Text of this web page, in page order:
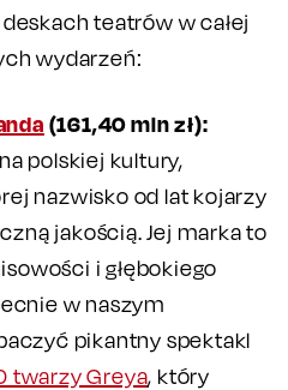
teatrów w całej
wydarzeń:
(161,40 mln zł):
polskiej kultury,
nazwisko od lat kojarzy
jakością. Jej marka to
i głębokiego
w naszym
pikantny spektakl
twarzy Greya, który